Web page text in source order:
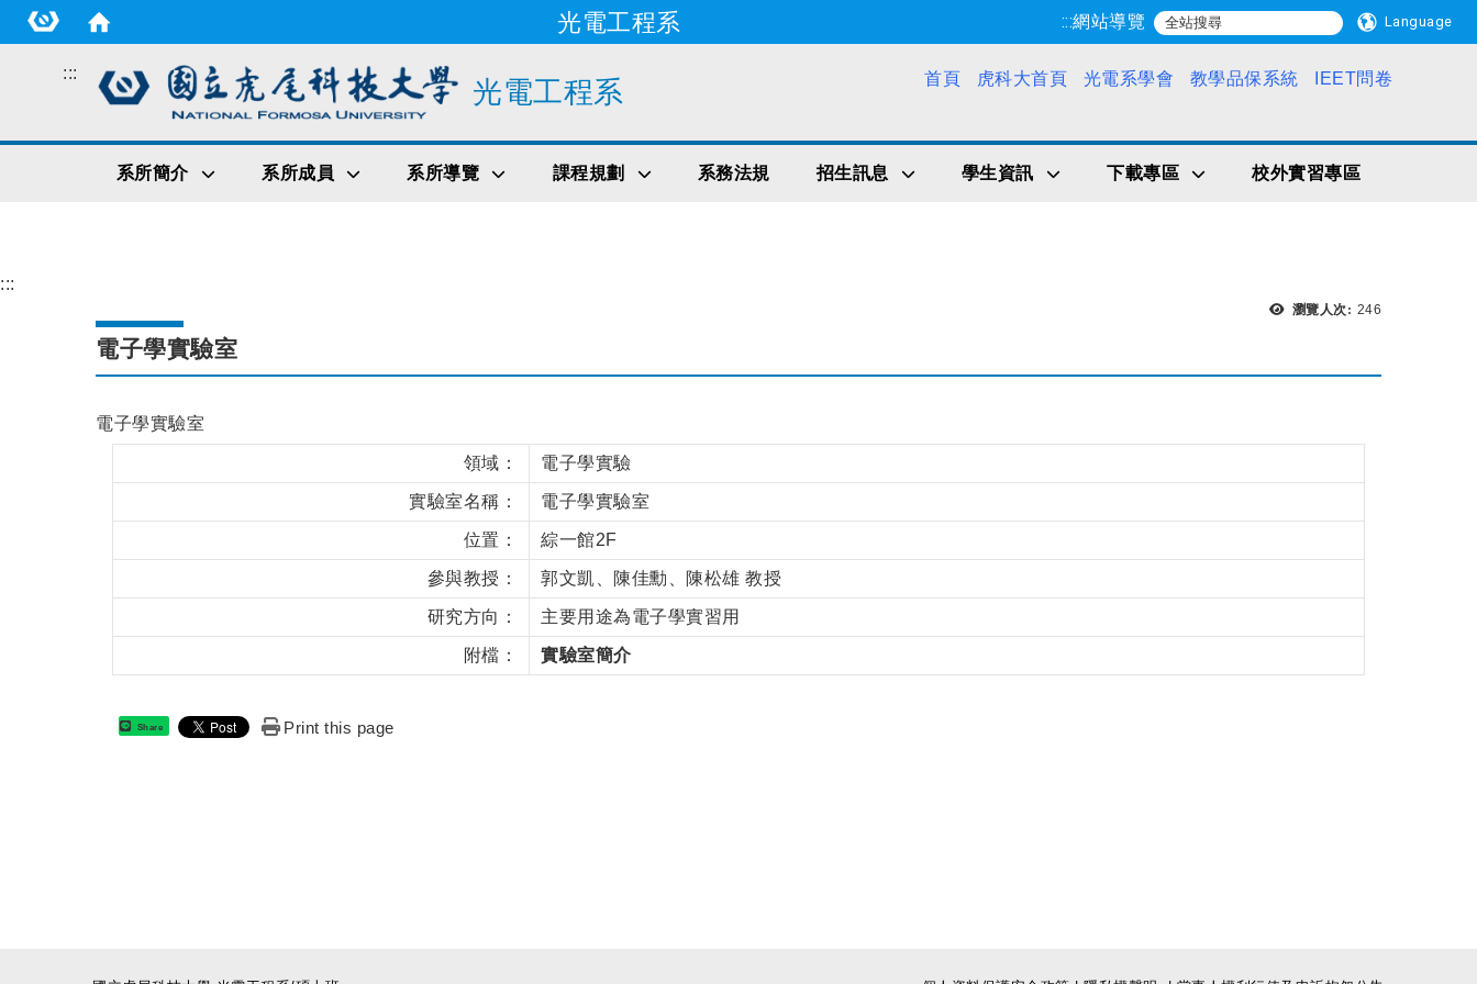
光電工程系 :::網站導覽 Language
:::
光電工程系 首頁 虎科大首頁 光電系學會 教學品保系統 IEET問卷
系所簡介 系所成員 系所導覽 課程規劃 系務法規 招生訊息 學生資訊 下載專區 校外實習專區
:::
瀏覽人次: 瀏覽次數：
246
電子學實驗室
電子學實驗室
領域： 電子學實驗
實驗室名稱： 電子學實驗室
位置： 綜一館2F
參與教授： 郭文凱、陳佳勳、陳松雄 教授
研究方向： 主要用途為電子學實習用
附檔： 實驗室簡介
Share Print this page